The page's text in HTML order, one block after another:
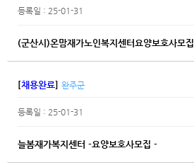
등록일 : 25-01-31
(군산시)온맘재가노인복지센터요양보호사모집
[채용완료] 완주군
등록일 : 25-01-31
늘봄재가복지센터 -요양보호사모집 -